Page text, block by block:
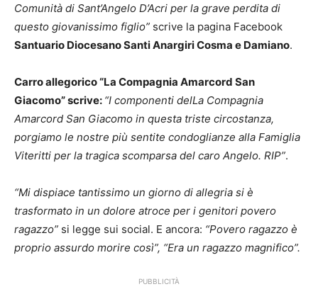
Comunità di Sant’Angelo D’Acri per la grave perdita di
questo giovanissimo figlio” scrive la pagina Facebook
Santuario Diocesano Santi Anargiri Cosma e Damiano.
Carro allegorico “La Compagnia Amarcord San
Giacomo” scrive: “I componenti delLa Compagnia
Amarcord San Giacomo in questa triste circostanza,
porgiamo le nostre più sentite condoglianze alla Famiglia
Viteritti per la tragica scomparsa del caro Angelo. RIP”.
“Mi dispiace tantissimo un giorno di allegria si è
trasformato in un dolore atroce per i genitori povero
ragazzo” si legge sui social. E ancora: “Povero ragazzo è
proprio assurdo morire così”, “Era un ragazzo magnifico”.
PUBBLICITÀ